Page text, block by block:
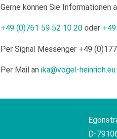
Gerne können Sie
+49 (0)761 59 52 10 20oder
Per Signal Messenger +49
Per Mail an ika@vogel-heinrich.eu
D-